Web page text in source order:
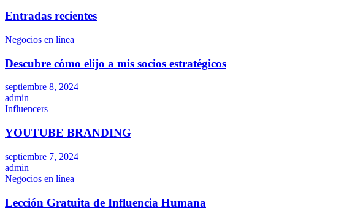
Entradas recientes
Negocios en línea
Descubre cómo elijo a mis socios estratégicos
septiembre 8, 2024
admin
Influencers
YOUTUBE BRANDING
septiembre 7, 2024
admin
Negocios en línea
Lección Gratuita de Influencia Humana